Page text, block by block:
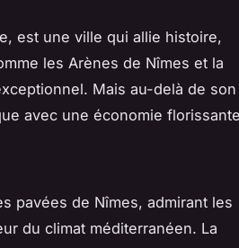
, est une ville qui allie histoire,
les Arènes de Nîmes et la
Mais au-delà de son
avec une économie florissante
pavées de Nîmes, admirant les
du climat méditerranéen. La